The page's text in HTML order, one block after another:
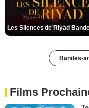
Bandes-
Films